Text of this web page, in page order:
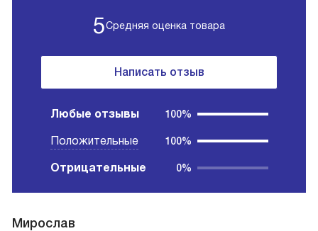
5Средняя оценка товара
Написать отзыв
Любые отзывы 100%
Положительные 100%
Отрицательные 0%
Мирослав